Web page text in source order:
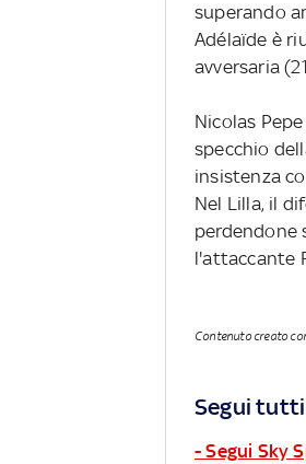
superando
Adélaïde è
avversaria
Nicolas
specchio
insistenza
Nel Lilla, il
perdendone
l'attaccante
Contenuto creato
Segui
- Segui Sky